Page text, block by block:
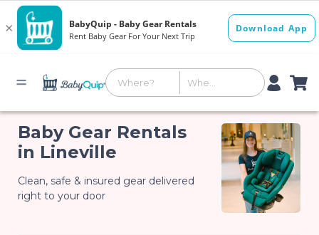
Baby Gear Rentals
in Lineville
Clean, safe & insured gear delivered
right to your door